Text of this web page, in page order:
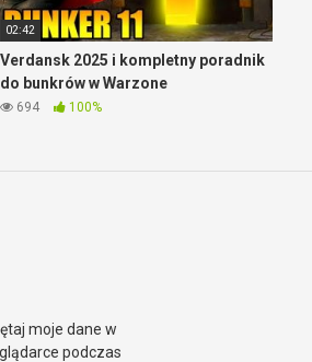
02:42
Verdansk 2025 i kompletny poradnik
do bunkrów w Warzone
694 100%
moje dane w
podczas